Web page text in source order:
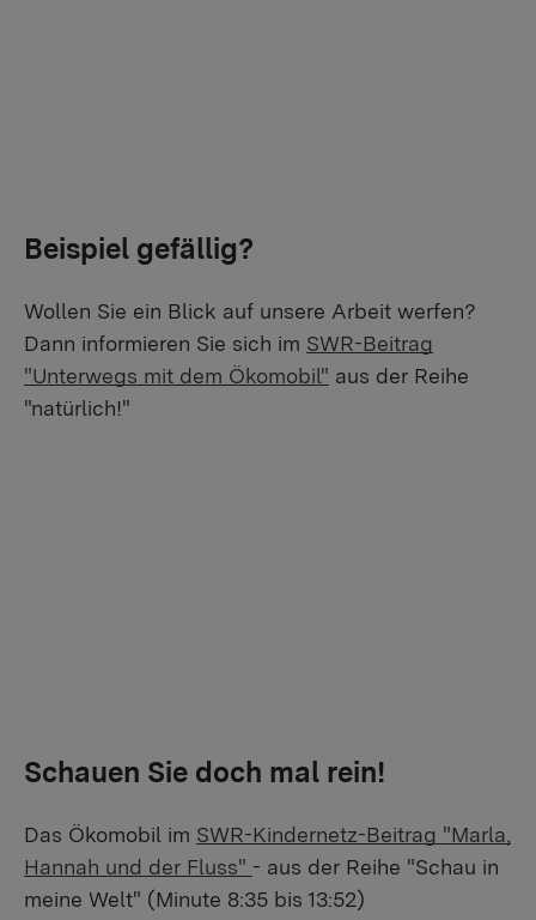
Beispiel gefällig?
Wollen Sie ein Blick auf unsere Arbeit werfen?
Dann informieren Sie sich im SWR-Beitrag
"Unterwegs mit dem Ökomobil" aus der Reihe
"natürlich!"
Schauen Sie doch mal rein!
Das Ökomobil im SWR-Kindernetz-Beitrag "Marla,
Hannah und der Fluss" - aus der Reihe "Schau in
meine Welt" (Minute 8:35 bis 13:52)